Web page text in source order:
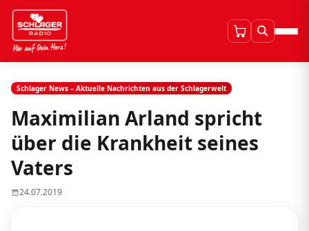
Schlager News – Aktuelle Nachrichten aus der Schlagerwelt
Maximilian Arland spricht
über die Krankheit seines
Vaters
24.07.2019